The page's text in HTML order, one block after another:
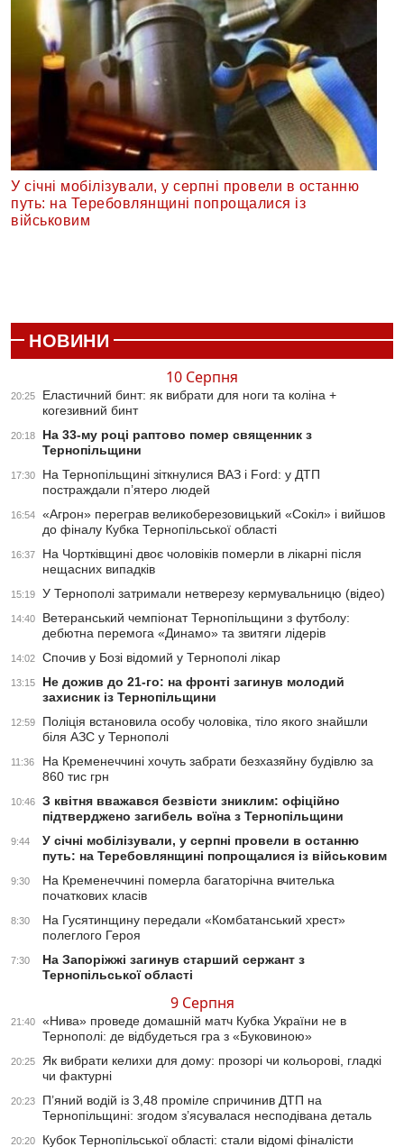
У січні мобілізували, у серпні провели в останню
путь: на Теребовлянщині попрощалися із
військовим
НОВИНИ
10 Серпня
20:25
Еластичний бинт: як вибрати для ноги та коліна +
когезивний бинт
20:18
На 33-му році раптово помер священник з
Тернопільщини
17:30
На Тернопільщині зіткнулися ВАЗ і Ford: у ДТП
постраждали п’ятеро людей
16:54
«Агрон» переграв великоберезовицький «Сокіл» і вийшов
до фіналу Кубка Тернопільської області
16:37
На Чортківщині двоє чоловіків померли в лікарні після
нещасних випадків
15:19 У Тернополі затримали нетверезу кермувальницю (відео)
14:40
Ветеранський чемпіонат Тернопільщини з футболу:
дебютна перемога «Динамо» та звитяги лідерів
14:02 Спочив у Бозі відомий у Тернополі лікар
13:15
Не дожив до 21-го: на фронті загинув молодий
захисник із Тернопільщини
12:59
Поліція встановила особу чоловіка, тіло якого знайшли
біля АЗС у Тернополі
11:36
На Кременеччині хочуть забрати безхазяйну будівлю за
860 тис грн
10:46
З квітня вважався безвісти зниклим: офіційно
підтверджено загибель воїна з Тернопільщини
9:44
У січні мобілізували, у серпні провели в останню
путь: на Теребовлянщині попрощалися із військовим
9:30
На Кременеччині померла багаторічна вчителька
початкових класів
8:30
На Гусятинщину передали «Комбатанський хрест»
полеглого Героя
7:30
На Запоріжжі загинув старший сержант з
Тернопільської області
9 Серпня
21:40
«Нива» проведе домашній матч Кубка України не в
Тернополі: де відбудеться гра з «Буковиною»
20:25
Як вибрати келихи для дому: прозорі чи кольорові, гладкі
чи фактурні
20:23
П’яний водій із 3,48 проміле спричинив ДТП на
Тернопільщині: згодом з’ясувалася несподівана деталь
20:20 Кубок Тернопільської області: стали відомі фіналісти